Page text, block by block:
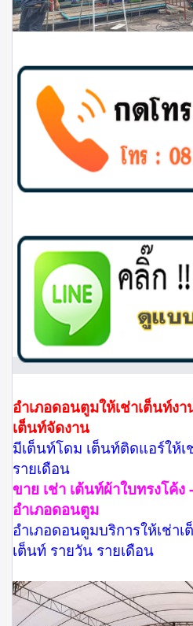
อำเภอดอนตูมให้เช่าเต็นท์งา
เต็นท์จัดงาน
มีเต็นท์โดม เต็นท์ติดแอร์ให้
รายเดือน
ขาย เช่า เต้นท์ผ้าใบทรงโค้ง
อำเภอดอนตูม
อำเภอดอนตูมบริการให้เช่าเ
เต็นท์ รายวัน รายเดือน